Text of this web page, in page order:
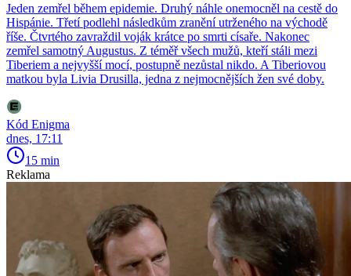
Jeden zemřel během epidemie. Druhý náhle onemocněl na cestě do
Hispánie. Třetí podlehl následkům zranění utrženého na východě
říše. Čtvrtého zavraždil voják krátce po smrti císaře. Nakonec
zemřel samotný Augustus. Z téměř všech mužů, kteří stáli mezi
Tiberiem a nejvyšší mocí, postupně nezůstal nikdo. A Tiberiovou
matkou byla Livia Drusilla, jedna z nejmocnějších žen své doby.
Kód Enigma
dnes, 17:11
15 min
Reklama